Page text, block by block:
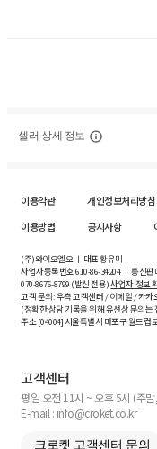
셀러 상세 정보
이용약관 개인정보처리방침
이용방법
공지사항
(주)와이오엘오 ㅣ 대표 황유미
사업자등록번호610-86-34204ㅣ 통신판
070-8676-8799 (발신 전용)사업자 정보
고객 문의: 우측 고객센터 / 이메일 / 카
(정확한 상담 기록을 위해 유선상 문의는
주소 [04004] 서울특별시 마포구 월드컵
고객센터
평일 오전 11시 ~ 오후 5시 (주
E-mail : info@croket.co.kr
크로켓 고객센터 문의